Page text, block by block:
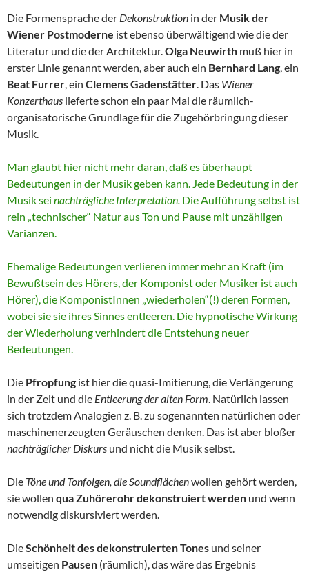
Die Formensprache der Dekonstruktion in der Musik der
Wiener Postmoderne ist ebenso überwältigend wie die der
Literatur und die der Architektur.Olga Neuwirth muß hier in
erster Linie genannt werden, aber auch ein Bernhard Lang, ein
Beat Furrer, ein Clemens Gadenstätter. Das Wiener
Konzerthaus lieferte schon ein paar Mal die räumlich-
organisatorische Grundlage für die Zugehörbringung dieser
Musik.
Man glaubt hier nicht mehr daran, daß es überhaupt
Bedeutungen in der Musik geben kann. Jede Bedeutung in der
Musik sei nachträgliche Interpretation. Die Aufführung selbst ist
rein „technischer“ Natur aus Ton und Pause mit unzähligen
Varianzen.
Ehemalige Bedeutungen verlieren immer mehr an Kraft (im
Bewußtsein des Hörers, der Komponist oder Musiker ist auch
Hörer), die KomponistInnen „wiederholen“(!) deren Formen,
wobei sie sie ihres Sinnes entleeren. Die hypnotische Wirkung
der Wiederholung verhindert die Entstehung neuer
Bedeutungen.
Die Pfropfung ist hier die quasi-Imitierung, die Verlängerung
in der Zeit und die Entleerung der alten Form. Natürlich lassen
sich trotzdem Analogien z. B. zu sogenannten natürlichen oder
maschinenerzeugten Geräuschen denken. Das ist aber bloßer
nachträglicher Diskurs und nicht die Musik selbst.
Die Töne und Tonfolgen, die Soundflächenwollen gehört werden,
sie wollen qua Zuhörerohr dekonstruiert werden und wenn
notwendig diskursiviert werden.
DieSchönheit des dekonstruierten Tones und seiner
umseitigen Pausen (räumlich), das wäre das Ergebnis